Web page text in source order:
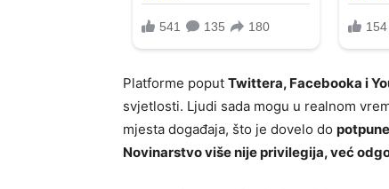
Platforme poput Twittera, Facebooka i
svjetlosti. Ljudi sada mogu u realnom
mjesta događaja, što je dovelo do
Novinarstvo više nije privilegija, već